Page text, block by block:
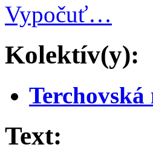
Vypočuť…
Kolektív(y):
Text: